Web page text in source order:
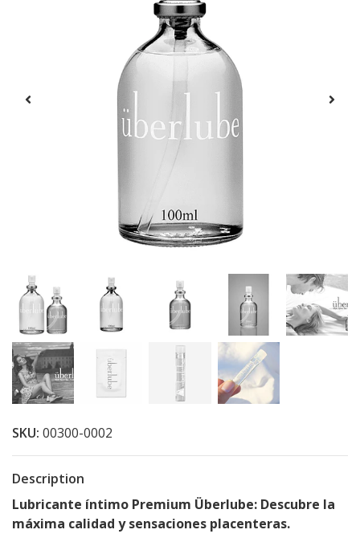
SKU: 00300-0002
Description
Lubricante íntimo Premium Überlube: Descubre la
máxima calidad y sensaciones placenteras.